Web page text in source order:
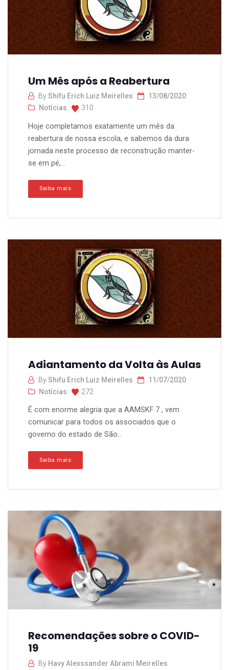
Um Mês após a Reabertura
ByShifu Erich Luiz Meirelles
13/08/2020
Notícias
310
Hoje completamos exatamente um mês da
reabertura de nossa escola, e sabemos da dura
jornada neste processo de reconstrução manter-
se em pé,...
Saiba mais
Adiantamento da Volta às Aulas
ByShifu Erich Luiz Meirelles
11/07/2020
Notícias
272
É com enorme alegria que a AAMSKF 7 , vem
comunicar para todos os associados que o
governo do estado de São...
Saiba mais
Recomendações sobre o COVID-
19
By Havy Alexssander Abrami Meirelles